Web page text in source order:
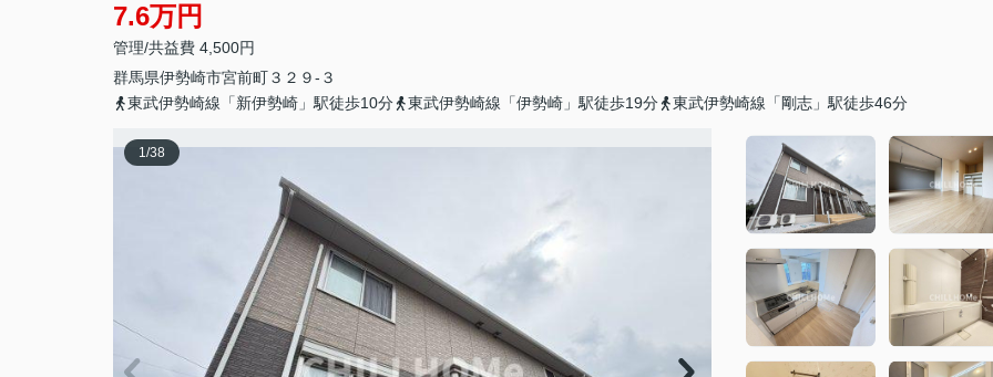
7.6万円
管理/共益費 4,500円
群馬県伊勢崎市宮前町３２９-３
東武伊勢崎線「新伊勢崎」駅徒歩10分
東武伊勢崎線「伊勢崎」駅徒歩19分 東武伊勢崎線「剛志」駅徒歩46分
1/38